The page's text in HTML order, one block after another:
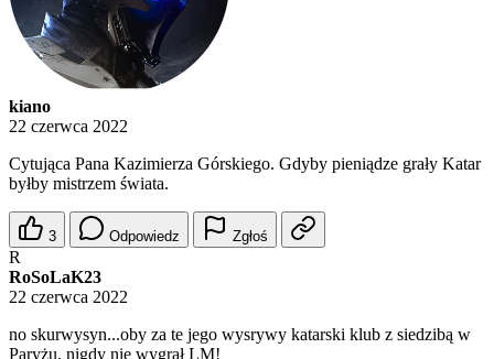
kiano
22 czerwca 2022
Cytująca Pana Kazimierza Górskiego. Gdyby pieniądze grały Katar
byłby mistrzem świata.
3 Odpowiedz Zgłoś
R
RoSoLaK23
22 czerwca 2022
no skurwysyn...oby za te jego wysrywy katarski klub z siedzibą w
Paryżu, nigdy nie wygrał LM!